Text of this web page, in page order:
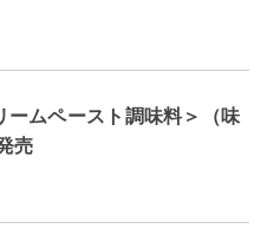
ムペースト調味料＞（味
売